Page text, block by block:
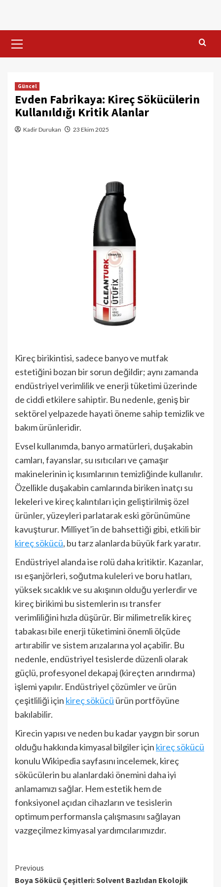
content
Menu
Güncel
Evden Fabrikaya: Kireç Sökücülerin
Kullanıldığı Kritik Alanlar
Kadir Durukan 23 Ekim 2025
Kireç birikintisi, sadece banyo ve mutfak
estetiğini bozan bir sorun değildir; aynı zamanda
endüstriyel verimlilik ve enerji tüketimi üzerinde
de ciddi etkilere sahiptir. Bu nedenle, geniş bir
sektörel yelpazede hayati öneme sahip temizlik ve
bakım ürünleridir.
Evsel kullanımda, banyo armatürleri, duşakabin
camları, fayanslar, su ısıtıcıları ve çamaşır
makinelerinin iç kısımlarının temizliğinde kullanılır.
Özellikle duşakabin camlarında biriken inatçı su
lekeleri ve kireç kalıntıları için geliştirilmiş özel
ürünler, yüzeyleri parlatarak eski görünümüne
kavuşturur. Milliyet’in de bahsettiği gibi, etkili bir
kireç sökücü, bu tarz alanlarda büyük fark yaratır.
Endüstriyel alanda ise rolü daha kritiktir. Kazanlar,
ısı eşanjörleri, soğutma kuleleri ve boru hatları,
yüksek sıcaklık ve su akışının olduğu yerlerdir ve
kireç birikimi bu sistemlerin ısı transfer
verimliliğini hızla düşürür. Bir milimetrelik kireç
tabakası bile enerji tüketimini önemli ölçüde
artırabilir ve sistem arızalarına yol açabilir. Bu
nedenle, endüstriyel tesislerde düzenli olarak
güçlü, profesyonel dekapaj (kireçten arındırma)
işlemi yapılır. Endüstriyel çözümler ve ürün
çeşitliliği için kireç sökücü ürün portföyüne
bakılabilir.
Kirecin yapısı ve neden bu kadar yaygın bir sorun
olduğu hakkında kimyasal bilgiler için kireç sökücü
konulu Wikipedia sayfasını incelemek, kireç
sökücülerin bu alanlardaki önemini daha iyi
anlamamızı sağlar. Hem estetik hem de
fonksiyonel açıdan cihazların ve tesislerin
optimum performansla çalışmasını sağlayan
vazgeçilmez kimyasal yardımcılarımızdır.
Continue
Previous
Boya Sökücü Çeşitleri: Solvent Bazlıdan Ekolojik